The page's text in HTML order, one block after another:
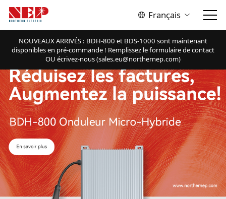
Français
NOUVEAUX ARRIVÉS : BDH-800 et BDS-1000 sont maintenant
disponibles en pré-commande ! Remplissez le formulaire de contact
OU écrivez-nous (sales.eu@northernep.com)